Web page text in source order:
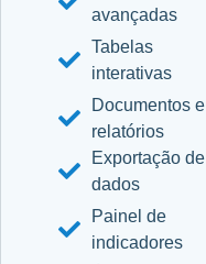
avançadas
Tabelas
interativas
Documentos e
relatórios
Exportação de
dados
Painel de
indicadores